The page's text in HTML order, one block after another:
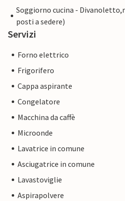
Soggiorno cucina -
posti a sedere)
Servizi
Forno elettrico
Frigorifero
Cappa aspirante
Congelatore
Macchina da caffè
Microonde
Lavatrice in comune
Asciugatrice in comune
Lavastoviglie
Aspirapolvere